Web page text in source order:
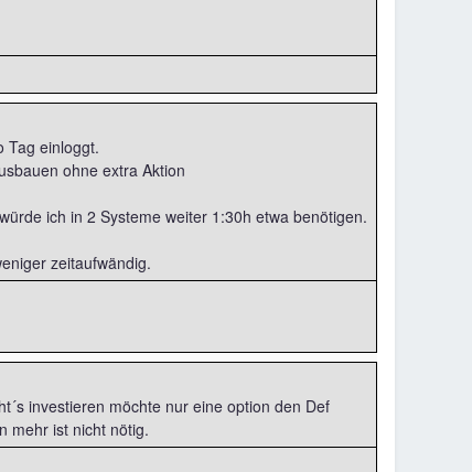
Tag einloggt.
ohne extra Aktion
ich in 2 Systeme weiter 1:30h etwa benötigen.
zeitaufwändig.
investieren möchte nur eine option den Def
mehr ist nicht nötig.